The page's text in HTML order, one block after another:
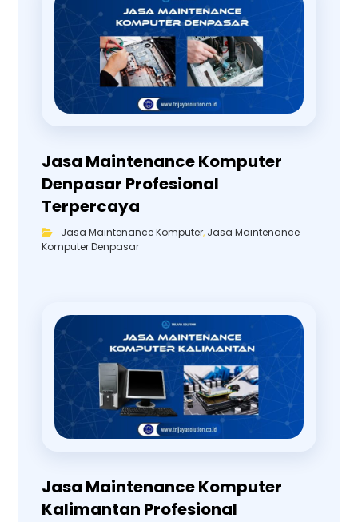
Jasa Maintenance Komputer
Denpasar Profesional
Terpercaya
Jasa Maintenance Komputer, Jasa Maintenance
Komputer Denpasar
Jasa Maintenance Komputer
Kalimantan Profesional